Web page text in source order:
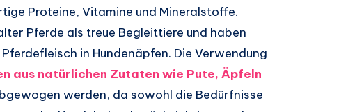
Proteine, Vitamine und Mineralstoffe.
Pferde als treue Begleittiere und haben
in Hundenäpfen. Die Verwendung
aus natürlichen Zutaten wie Pute, Äpfeln
werden, da sowohl die Bedürfnisse